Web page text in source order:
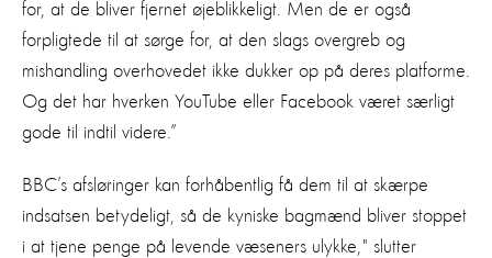
for, at de bliver fjernet øjeblikkeligt. Men de er også
forpligtede til at sørge for, at den slags overgreb og
mishandling overhovedet ikke dukker op på deres platforme.
Og det har hverken YouTube eller Facebook været særligt
gode til indtil videre.”
BBC’s afsløringer kan forhåbentlig få dem til at skærpe
indsatsen betydeligt, så de kyniske bagmænd bliver stoppet
i at tjene penge på levende væseners ulykke," slutter